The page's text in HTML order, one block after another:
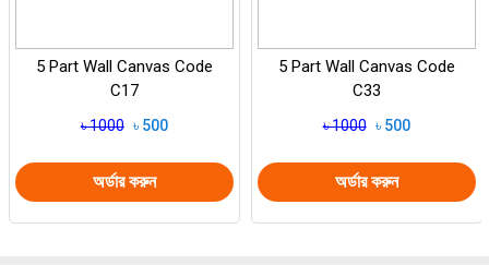
5 Part Wall Canvas Code
C17
৳ 1000 ৳ 500
অর্ডার করুন
5 Part Wall Canvas Code
C33
৳ 1000 ৳ 500
অর্ডার করুন